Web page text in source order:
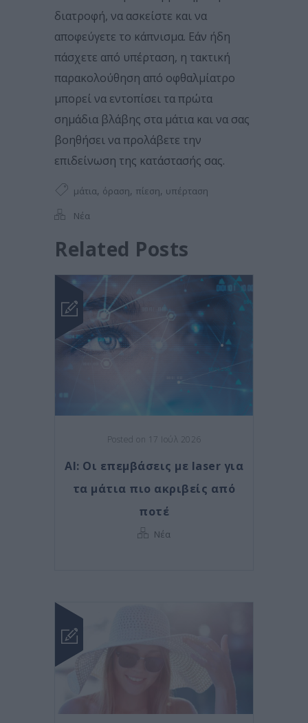
διατροφή, να ασκείστε και να
αποφεύγετε το κάπνισμα. Εάν ήδη
πάσχετε από υπέρταση, η τακτική
παρακολούθηση από οφθαλμίατρο
μπορεί να εντοπίσει τα πρώτα
σημάδια βλάβης στα μάτια και να σας
βοηθήσει να προλάβετε την
επιδείνωση της κατάστασής σας.
μάτια, όραση, πίεση, υπέρταση
Νέα
Related Posts
Posted on 17 Ιούλ 2026
AI: Οι επεμβάσεις με laser για
τα μάτια πιο ακριβείς από
ποτέ
Νέα